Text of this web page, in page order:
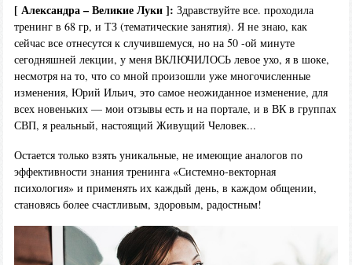
[ Александра – Великие Луки ]: Здравствуйте все. проходила
тренинг в 68 гр, и ТЗ (тематические занятия). Я не знаю, как
сейчас все отнесутся к случившемуся, но на 50 -ой минуте
сегодняшней лекции, у меня ВКЛЮЧИЛОСЬ левое ухо, я в шоке,
несмотря на то, что со мной произошли уже многочисленные
изменения, Юрий Ильич, это самое неожиданное изменение, для
всех новеньких — мои отзывы есть и на портале, и в ВК в группах
СВП, я реальный, настоящий Живущий Человек...
Остается только взять уникальные, не имеющие аналогов по
эффективности знания тренинга «Системно-векторная
психология» и применять их каждый день, в каждом общении,
становясь более счастливым, здоровым, радостным!